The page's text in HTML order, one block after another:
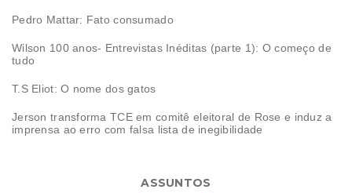
Pedro Mattar: Fato consumado
Wilson 100 anos- Entrevistas Inéditas (parte 1): O começo de
tudo
T.S Eliot: O nome dos gatos
Jerson transforma TCE em comitê eleitoral de Rose e induz a
imprensa ao erro com falsa lista de inegibilidade
ASSUNTOS